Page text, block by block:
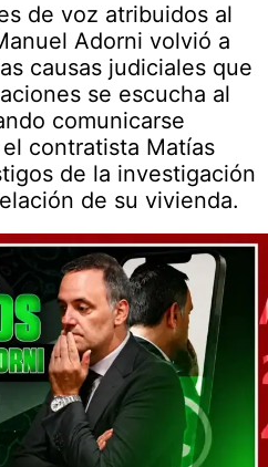
de voz atribuidos al
Adorni volvió a
causas judiciales que
se escucha al
comunicarse
contratista Matías
de la investigación
de su vivienda.